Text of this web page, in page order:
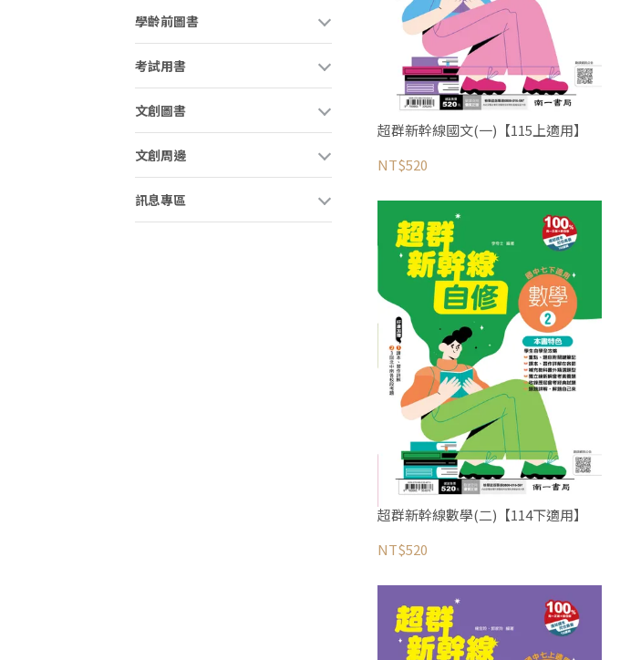
學齡前圖書
考試用書
文創圖書
文創周邊
訊息專區
超群新幹線國文(一)【115上適用】
NT$520
超群新幹線數學(二)【114下適用】
NT$520